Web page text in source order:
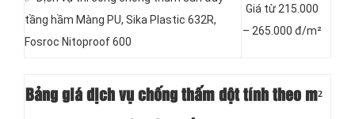
tầng hầm Màng PU, Sika Plastic 632R,
Fosroc Nitoproof 600
Giá từ 215.000
– 265.000 đ/m²
Bảng giá dịch vụ chống thấm dột tính theo m²